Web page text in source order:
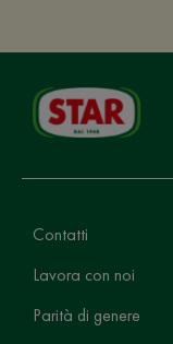
Contatti
Lavora con noi
Parità di genere